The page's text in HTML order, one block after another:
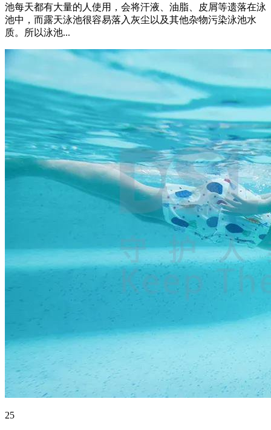
池每天都有大量的人使用，会将汗液、油脂、皮屑等遗落在泳
池中，而露天泳池很容易落入灰尘以及其他杂物污染泳池水
质。所以泳池...
25